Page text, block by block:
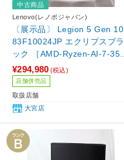
中古商品
Lenovo(レノボジャパン)
〔展示品〕 Legion 5 Gen 10
83F10024JP エクリプスブラ
ック ［AMD-Ryzen-AI-7-350
／32GB／SSD1TB／GeForce
RTX 5060(8GB)／15.1インチ
ワイド／Windows11 Home］
¥294,980 (税込)
店舗併売品
取扱店舗
大宮店